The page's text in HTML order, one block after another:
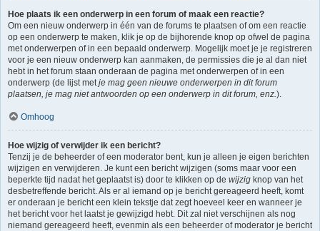
Hoe plaats ik een onderwerp in een forum of maak een reactie?
Om een nieuw onderwerp in één van de forums te plaatsen of om een reactie
op een onderwerp te maken, klik je op de bijhorende knop op ofwel de pagina
met onderwerpen of in een bepaald onderwerp. Mogelijk moet je je registreren
voor je een nieuw onderwerp kan aanmaken, de permissies die je al dan niet
hebt in het forum staan onderaan de pagina met onderwerpen of in een
onderwerp (de lijst metje mag geen nieuwe onderwerpen in dit forum
plaatsen, je mag niet antwoorden op een onderwerp in dit forum, enz.).
Omhoog
Hoe wijzig of verwijder ik een bericht?
Tenzij je de beheerder of een moderator bent, kun je alleen je eigen berichten
wijzigen en verwijderen. Je kunt een bericht wijzigen (soms maar voor een
beperkte tijd nadat het geplaatst is) door te klikken op de wijzig knop van het
desbetreffende bericht. Als er al iemand op je bericht gereageerd heeft, komt
er onderaan je bericht een klein tekstje dat zegt hoeveel keer en wanneer je
het bericht voor het laatst je gewijzigd hebt. Dit zal niet verschijnen als nog
niemand gereageerd heeft, evenmin als een beheerder of moderator je bericht